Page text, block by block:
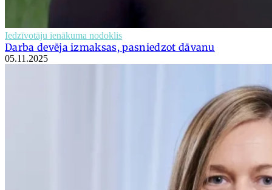
Iedzīvotāju ienākuma nodoklis
Darba devēja izmaksas, pasniedzot dāvanu
05.11.2025